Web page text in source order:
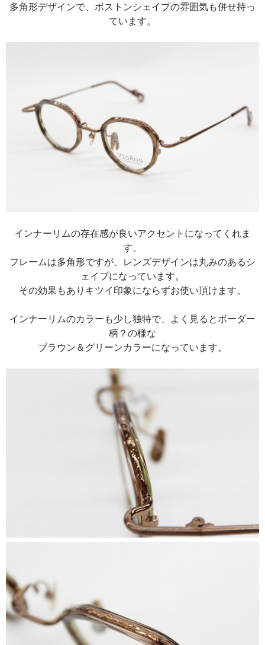
多角形デザインで、ボストンシェイプの雰囲気も併せ持っ
ています。
インナーリムの存在感が良いアクセントになってくれま
す。
フレームは多角形ですが、レンズデザインは丸みのあるシ
ェイプになっています。
その効果もありキツイ印象にならずお使い頂けます。
インナーリムのカラーも少し独特で、よく見るとボーダー
柄？の様な
ブラウン＆グリーンカラーになっています。